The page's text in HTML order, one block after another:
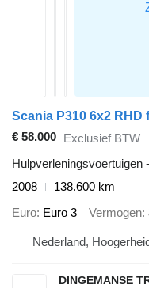
€ 58.000 Exclusief BTW
Hulpverleningsvoertuigen
2008
138.600 km
Euro Euro 3 Vermogen
Nederland,
DINGEMANSE